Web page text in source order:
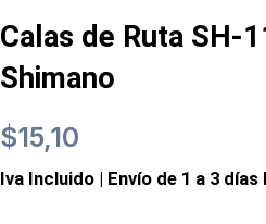
Calas de Ruta SH-
Shimano
$15,10
Iva Incluido | Envío de 1 a 3 días